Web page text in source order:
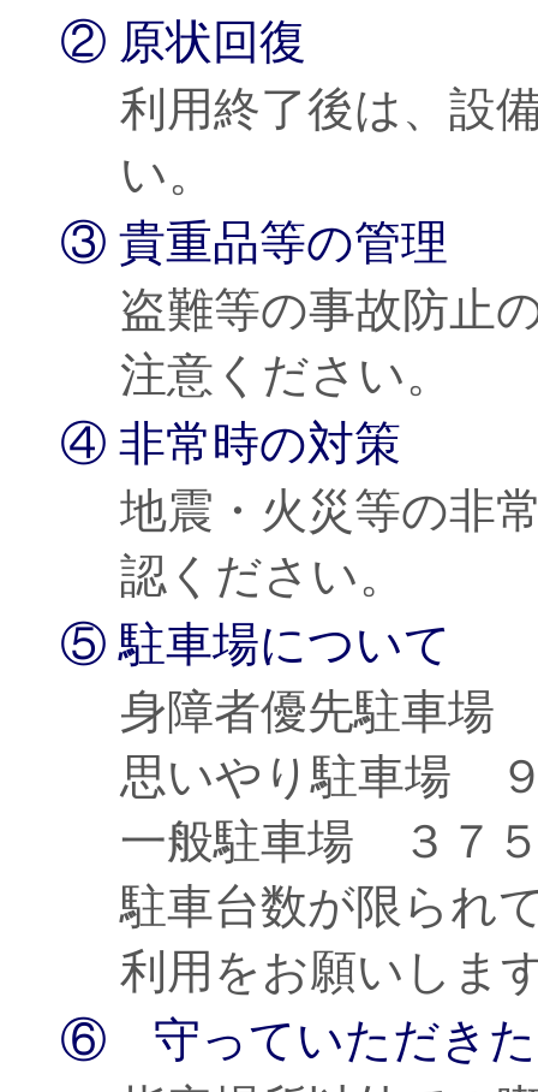
② 原状回復
利用終了後は、設
い。
③ 貴重品等の管理
盗難等の事故防止
注意ください。
④ 非常時の対策
地震・火災等の非
認ください。
⑤ 駐車場について
身障者優先駐車
思いやり駐車場
一般駐車場 ３７
駐車台数が限られ
利用をお願いしま
⑥ 守っていただきた